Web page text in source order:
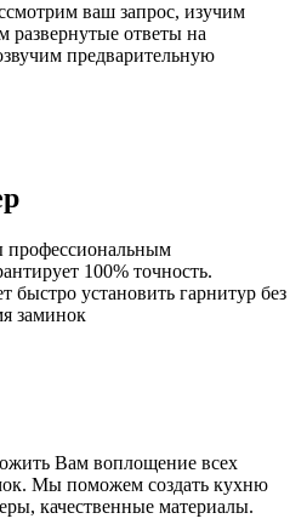
ваш запрос, изучим
развернутые ответы на
предварительную
профессиональным
100% точность.
быстро установить гарнитур без
заминок
Вам воплощение всех
Мы поможем создать кухню
качественные материалы.